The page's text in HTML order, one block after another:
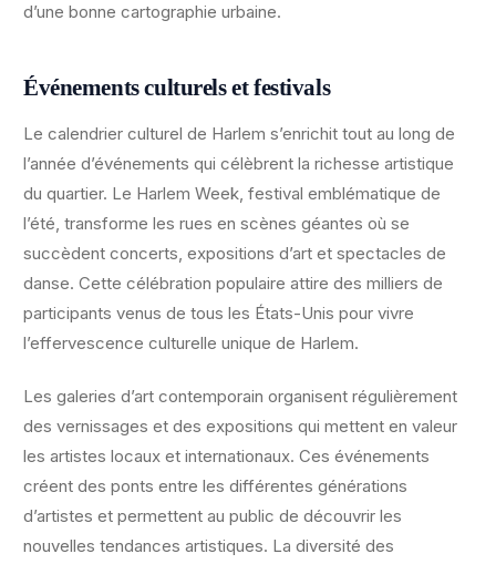
d’une bonne cartographie urbaine.
Événements culturels et festivals
Le calendrier culturel de Harlem s’enrichit tout au long de
l’année d’événements qui célèbrent la richesse artistique
du quartier. Le Harlem Week, festival emblématique de
l’été, transforme les rues en scènes géantes où se
succèdent concerts, expositions d’art et spectacles de
danse. Cette célébration populaire attire des milliers de
participants venus de tous les États-Unis pour vivre
l’effervescence culturelle unique de Harlem.
Les galeries d’art contemporain organisent régulièrement
des vernissages et des expositions qui mettent en valeur
les artistes locaux et internationaux. Ces événements
créent des ponts entre les différentes générations
d’artistes et permettent au public de découvrir les
nouvelles tendances artistiques. La diversité des